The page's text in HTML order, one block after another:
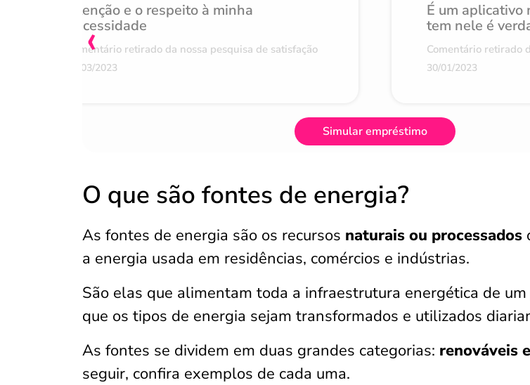
Atenção e o respeito à minha
necessidade
Comentário retirado da nossa pesquisa de satisfação
07/03/2023
É um aplicativo
tem nele é
Comentário retirado
30/01/2023
‹
Simular empréstimo
O que são fontes de energia?
As fontes de energia são os recursos naturais ou processados
a energia usada em residências, comércios e indústrias.
São elas que alimentam toda a infraestrutura energética de
que os tipos de energia sejam transformados e utilizados
As fontes se dividem em duas grandes categorias: renováveis
seguir, confira exemplos de cada uma.